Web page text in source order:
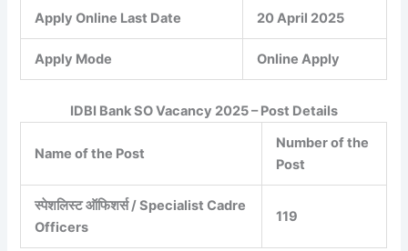
Apply Online Last Date 20 April 2025
Apply Mode Online Apply
IDBI Bank SO Vacancy 2025 – Post Details
Name of the Post
Number of the
Post
स्पेशलिस्ट ऑफिशर्स / Specialist Cadre
Officers
119